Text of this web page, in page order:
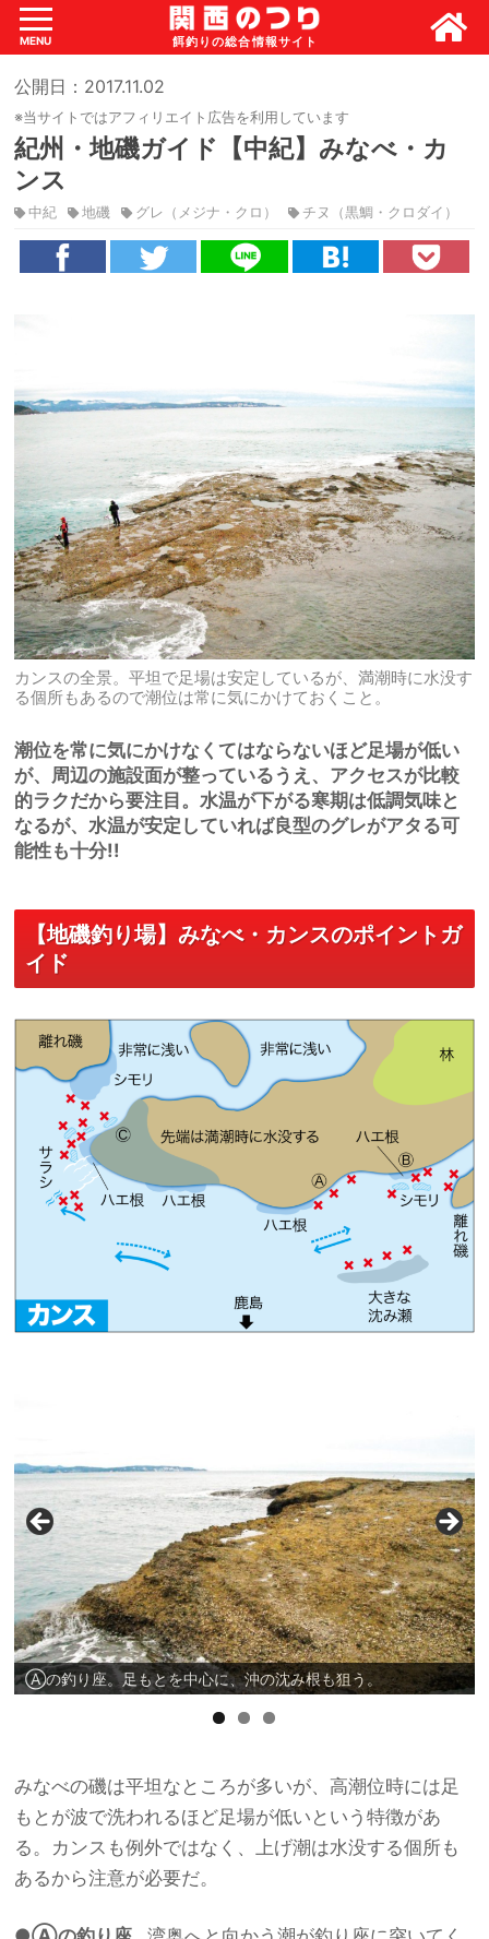
MENU
公開日：2017.11.02
※当サイトではアフィリエイト広告を利用しています
紀州・地磯ガイド【中紀】みなべ・カ
ンス
中紀 地磯 グレ（メジナ・クロ） チヌ（黒鯛・クロダイ）
カンスの全景。平坦で足場は安定しているが、満潮時に水没す
る個所もあるので潮位は常に気にかけておくこと。
潮位を常に気にかけなくてはならないほど足場が低い
が、周辺の施設面が整っているうえ、アクセスが比較
的ラクだから要注目。水温が下がる寒期は低調気味と
なるが、水温が安定していれば良型のグレがアタる可
能性も十分!!
【地磯釣り場】みなべ・カンスのポイントガ
イド
Ⓐの釣り座。足もとを中心に、沖の沈み根も狙う。
みなべの磯は平坦なところが多いが、高潮位時には足
もとが波で洗われるほど足場が低いという特徴があ
る。カンスも例外ではなく、上げ潮は水没する個所も
あるから注意が必要だ。